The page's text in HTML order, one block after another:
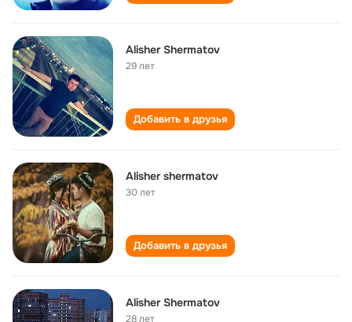
Alisher Shermatov
29 лет
Добавить в друзья
Alisher shermatov
30 лет
Добавить в друзья
Alisher Shermatov
28 лет